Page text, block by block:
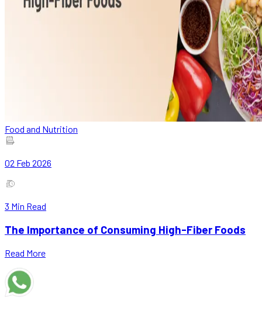
Food and Nutrition
02 Feb 2026
3 Min Read
The Importance of Consuming High-Fiber Foods
Read More